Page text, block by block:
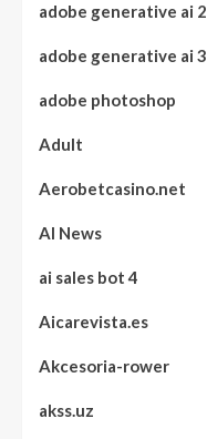
adobe generative ai 2
adobe generative ai 3
adobe photoshop
Adult
Aerobetcasino.net
AI News
ai sales bot 4
Aicarevista.es
Akcesoria-rower
akss.uz